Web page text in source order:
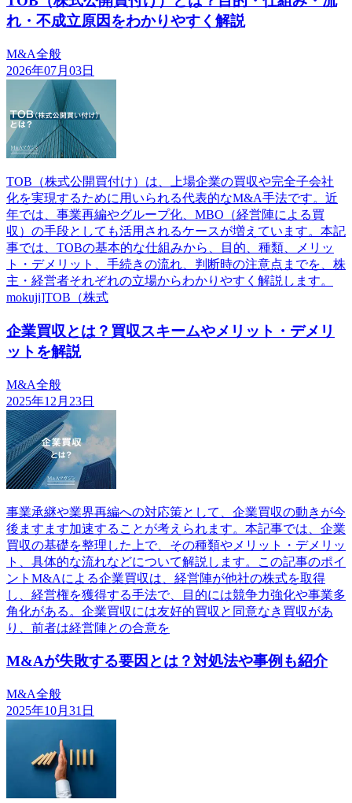
れ・不成立原因をわかりやすく解説
M&A全般
2026年07月03日
TOB（株式公開買付け）は、上場企業の買収や完全子会社
化を実現するために用いられる代表的なM&A手法です。近
年では、事業再編やグループ化、MBO（経営陣による買
収）の手段としても活用されるケースが増えています。本記
事では、TOBの基本的な仕組みから、目的、種類、メリッ
ト・デメリット、手続きの流れ、判断時の注意点までを、株
主・経営者それぞれの立場からわかりやすく解説します。
mokuji]TOB（株式
企業買収とは？買収スキームやメリット・デメリ
ットを解説
M&A全般
2025年12月23日
事業承継や業界再編への対応策として、企業買収の動きが今
後ますます加速することが考えられます。本記事では、企業
買収の基礎を整理した上で、その種類やメリット・デメリッ
ト、具体的な流れなどについて解説します。この記事のポイ
ントM&Aによる企業買収は、経営陣が他社の株式を取得
し、経営権を獲得する手法で、目的には競争力強化や事業多
角化がある。企業買収には友好的買収と同意なき買収があ
り、前者は経営陣との合意を
M&Aが失敗する要因とは？対処法や事例も紹介
M&A全般
2025年10月31日